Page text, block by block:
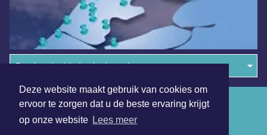
Deze website maakt gebruik van cookies om
ervoor te zorgen dat u de beste ervaring krijgt
op onze website Lees meer
Overige dagbladen in de regio
Algemene voorwaarden
Disclaimer